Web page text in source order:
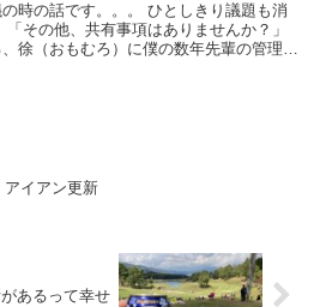
。。。 ひとしきり議題も消
徐（おもむろ）に僕の数年先輩の管理職
アイアン更新
あるって幸せ